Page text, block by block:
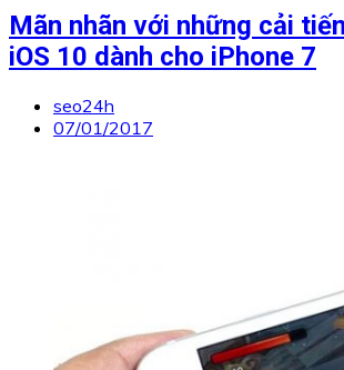
Mãn nhãn với những cải
iOS 10 dành cho iPhone 7
seo24h
07/01/2017